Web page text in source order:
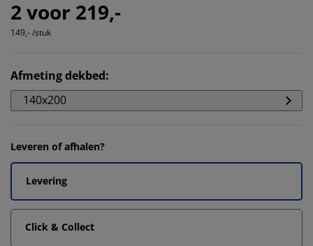
2 voor 219,-
149,- /stuk
Afmeting dekbed:
140x200
Leveren of afhalen?
Levering
Click & Collect